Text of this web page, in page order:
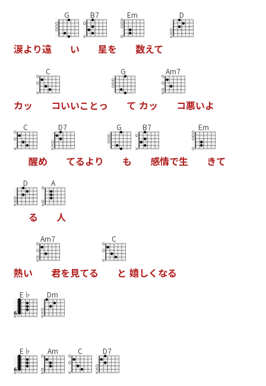
涙よ り遠
G
い
B7
星を
Em
数えて
D
カッ
C
コいいこ とっ
G
て カッ
Am7
コ悪いよ
C
醒め
D7
てるよ り
G
も
B7
感情で生
Em
きて
D
る
A
人
熱い
Am7
君を見てる
C
と 嬉しく なる
E♭ Dm
E♭ Am C D7